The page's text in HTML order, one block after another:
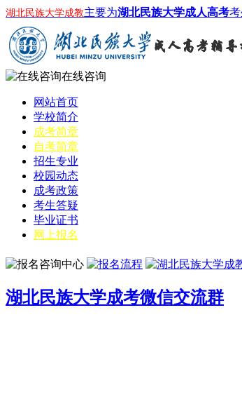
湖北民族大学成教主要为湖北民族大学成人高考
在线咨询
网站首页
学校简介
成考简章
自考简章
招生专业
校园动态
成考政策
考生答疑
毕业证书
网上报名
湖北民族大学成考微信交流群